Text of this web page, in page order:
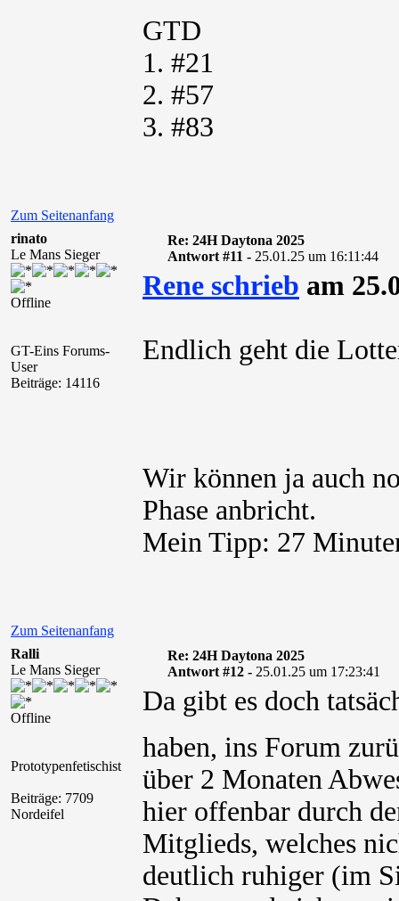
GTD
1. #21
2. #57
3. #83
Zum Seitenanfang
rinato
Le Mans Sieger
Offline
GT-Eins Forums-
User
Beiträge: 14116
Re: 24H Daytona 2025
Antwort #11 - 25.01.25 um 16:11:44
Rene schrieb am
Endlich geht die
Wir können ja auch
Phase anbricht.
Mein Tipp: 27
Zum Seitenanfang
Ralli
Le Mans Sieger
Offline
Prototypenfetischist
Beiträge: 7709
Nordeifel
Re: 24H Daytona 2025
Antwort #12 - 25.01.25 um 17:23:41
Da gibt es doch
haben, ins Forum
über 2 Monaten
hier offenbar durch
Mitglieds, welches
deutlich ruhiger (im